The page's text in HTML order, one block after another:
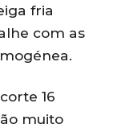
fria
com as
16
muito